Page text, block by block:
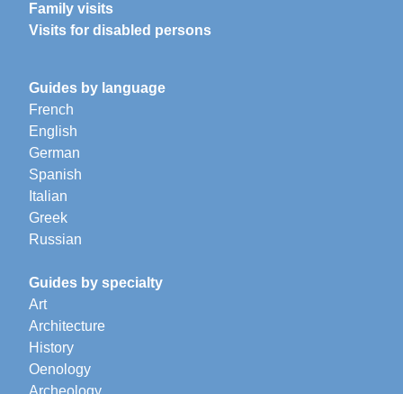
Family visits
Visits for disabled persons
Guides by language
French
English
German
Spanish
Italian
Greek
Russian
Guides by specialty
Art
Architecture
History
Oenology
Archeology